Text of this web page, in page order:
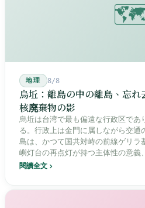
地理 8/8
烏坵：離島の中の離島、忘れ
核廃棄物の影
烏坵は台湾で最も偏遠な行政区であ
る。行政上は金門に属しながら交通
島は、かつて国共対峙の前線ゲリラ
嶼灯台の再点灯が持つ主体性の意義
20年にわたる核廃棄物処分場選定を
閱讀全文